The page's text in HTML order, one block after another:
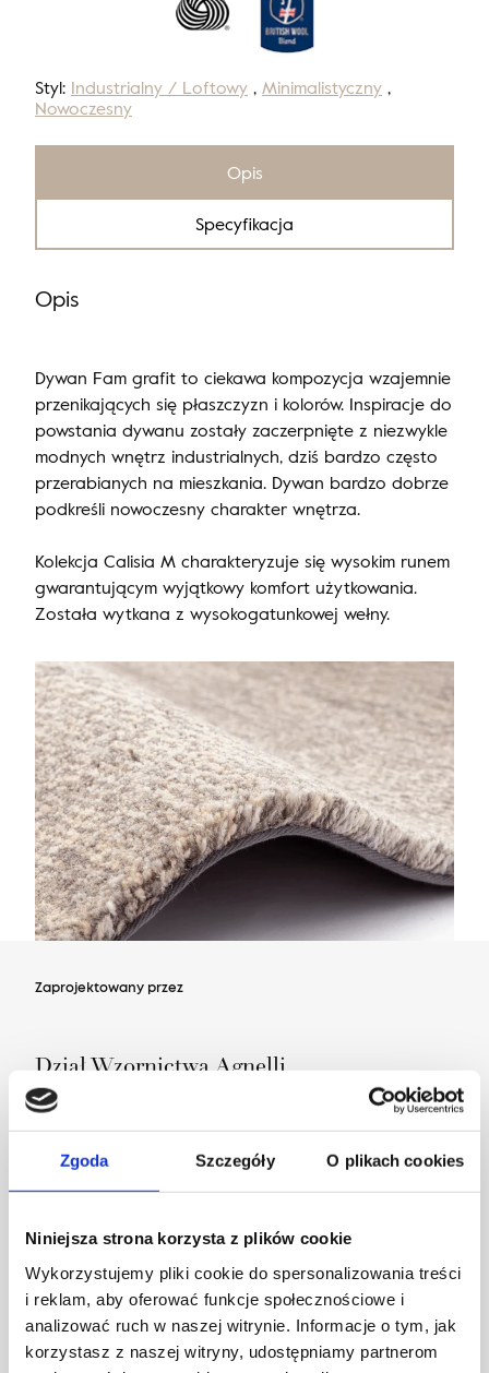
Zgoda Szczegóły O plikach cookies
Niniejsza strona korzysta z plików cookie
Wykorzystujemy pliki cookie do spersonalizowania treści
i reklam, aby oferować funkcje społecznościowe i
analizować ruch w naszej witrynie. Informacje o tym, jak
korzystasz z naszej witryny, udostępniamy partnerom
Styl: Industrialny / Loftowy , Minimalistyczny ,
Nowoczesny
Opis
Specyfikacja
Opis
Dywan Fam grafit to ciekawa kompozycja wzajemnie
przenikających się płaszczyzn i kolorów. Inspiracje do
powstania dywanu zostały zaczerpnięte z niezwykle
modnych wnętrz industrialnych, dziś bardzo często
przerabianych na mieszkania. Dywan bardzo dobrze
podkreśli nowoczesny charakter wnętrza.
Kolekcja Calisia M charakteryzuje się wysokim runem
gwarantującym wyjątkowy komfort użytkowania.
Została wytkana z wysokogatunkowej wełny.
Zaprojektowany przez
Dział Wzornictwa Agnelli